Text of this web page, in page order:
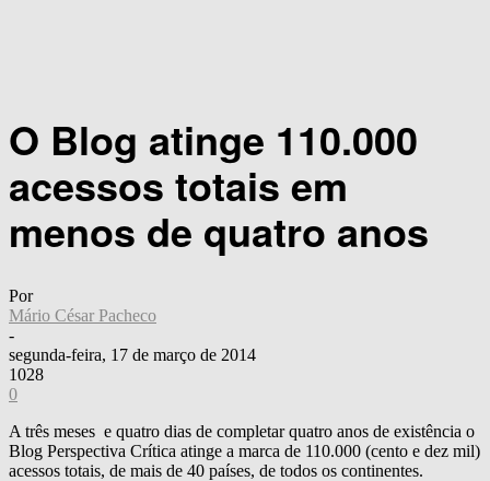
O Blog atinge 110.000
acessos totais em
menos de quatro anos
Por
Mário César Pacheco
-
segunda-feira, 17 de março de 2014
1028
0
A três meses e quatro dias de completar quatro anos de existência o
Blog Perspectiva Crítica atinge a marca de 110.000 (cento e dez mil)
acessos totais, de mais de 40 países, de todos os continentes.